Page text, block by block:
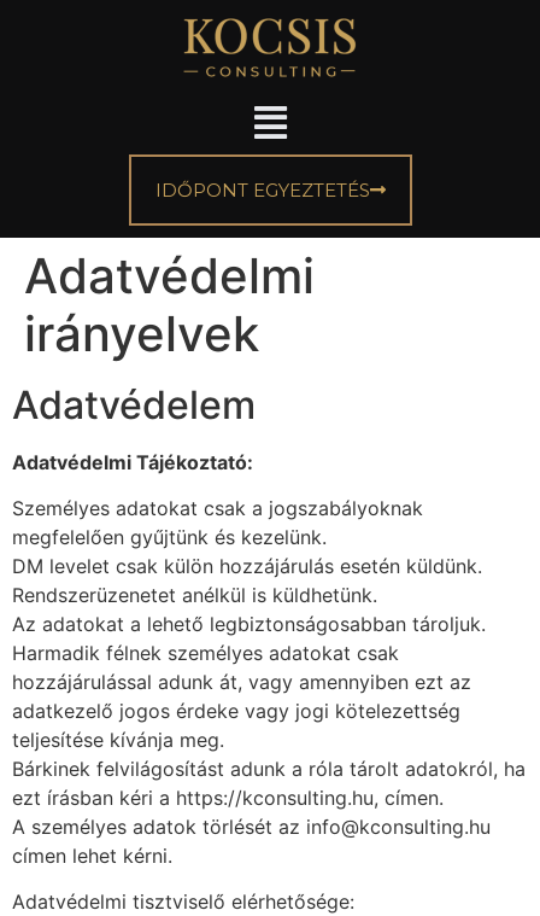
IDŐPONT EGYEZTETÉS
Adatvédelmi
irányelvek
Adatvédelem
Adatvédelmi Tájékoztató:
Személyes adatokat csak a jogszabályoknak
megfelelően gyűjtünk és kezelünk.
DM levelet csak külön hozzájárulás esetén küldünk.
Rendszerüzenetet anélkül is küldhetünk.
Az adatokat a lehető legbiztonságosabban tároljuk.
Harmadik félnek személyes adatokat csak
hozzájárulással adunk át, vagy amennyiben ezt az
adatkezelő jogos érdeke vagy jogi kötelezettség
teljesítése kívánja meg.
Bárkinek felvilágosítást adunk a róla tárolt adatokról, ha
ezt írásban kéri a https://kconsulting.hu, címen.
A személyes adatok törlését az info@kconsulting.hu
címen lehet kérni.
Adatvédelmi tisztviselő elérhetősége: